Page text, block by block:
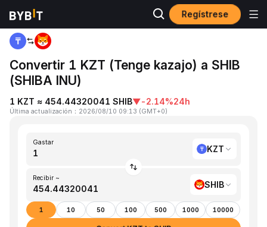
Regístrese
Inicio KZT to SHIB
Convertir 1 KZT (Tenge kazajo) a SHIB
(SHIBA INU)
1 KZT ≈ 454.44320041 SHIB▼-2.14%24h
Última actualización ： 2026/08/10 09:13 (GMT+0)
Gastar
KZT
Recibir ~
SHIB
1 10 50 100 500 1000 10000